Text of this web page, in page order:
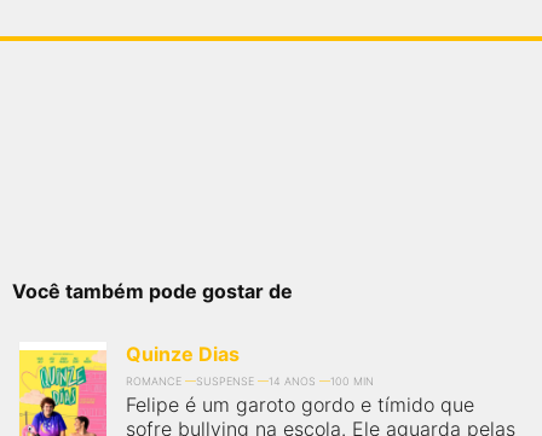
Você também pode gostar de
Quinze Dias
ROMANCE SUSPENSE 14 ANOS 100 MIN
Felipe é um garoto gordo e tímido que
sofre bullying na escola. Ele aguarda pelas